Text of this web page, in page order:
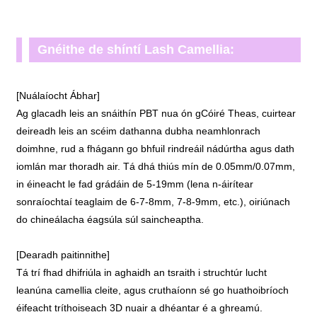
Gnéithe de shíntí Lash Camellia:
[Nuálaíocht Ábhar]
Ag glacadh leis an snáithín PBT nua ón gCóiré Theas, cuirtear
deireadh leis an scéim dathanna dubha neamhlonrach
doimhne, rud a fhágann go bhfuil rindreáil nádúrtha agus dath
iomlán mar thoradh air. Tá dhá thiús mín de 0.05mm/0.07mm,
in éineacht le fad grádáin de 5-19mm (lena n-áirítear
sonraíochtaí teaglaim de 6-7-8mm, 7-8-9mm, etc.), oiriúnach
do chineálacha éagsúla súl saincheaptha.
[Dearadh paitinnithe]
Tá trí fhad dhifriúla in aghaidh an tsraith i struchtúr lucht
leanúna camellia cleite, agus cruthaíonn sé go huathoibríoch
éifeacht tríthoiseach 3D nuair a dhéantar é a ghreamú.